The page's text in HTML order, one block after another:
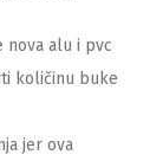
nova alu i pvc
količinu buke
jer ova